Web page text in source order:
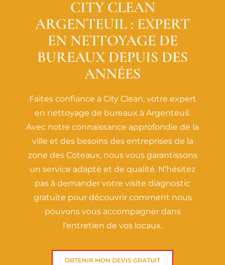
CITY CLEAN
ARGENTEUIL : EXPERT
EN NETTOYAGE DE
BUREAUX DEPUIS DES
ANNÉES
Faites confiance à City Clean, votre expert
en nettoyage de bureaux à Argenteuil.
Avec notre connaissance approfondie de la
ville et des besoins des entreprises de la
zone des Coteaux, nous vous garantissons
un service adapté et de qualité. N’hésitez
pas à demander votre visite diagnostic
gratuite pour découvrir comment nous
pouvons vous accompagner dans
l’entretien de vos locaux.
OBTENIR MON DEVIS GRATUIT